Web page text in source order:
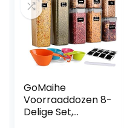
GoMaihe
Voorraaddozen 8-
Delige Set,